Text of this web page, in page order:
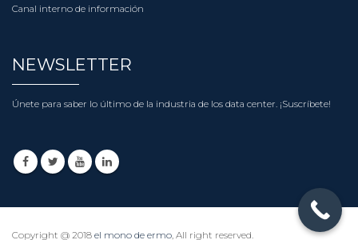
Canal interno de información
NEWSLETTER
Únete para saber lo último de la industria de los data center. ¡Suscríbete!
Copyright @ 2018 el mono de ermo , All right reserved.